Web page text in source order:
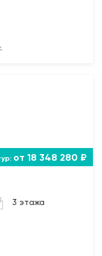
от 18 348 280 ₽
3 этажа